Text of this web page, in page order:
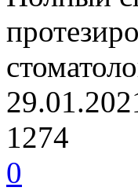
1274
0